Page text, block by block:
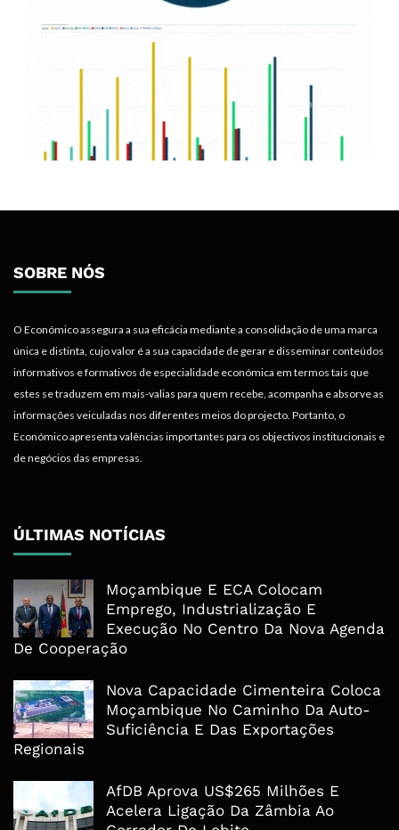
SOBRE NÓS
O Económico assegura a sua eficácia mediante a consolidação de uma marca
única e distinta, cujo valor é a sua capacidade de gerar e disseminar conteúdos
informativos e formativos de especialidade económica em termos tais que
estes se traduzem em mais-valias para quem recebe, acompanha e absorve as
informações veiculadas nos diferentes meios do projecto. Portanto, o
Económico apresenta valências importantes para os objectivos institucionais e
de negócios das empresas.
ÚLTIMAS NOTÍCIAS
Moçambique E ECA Colocam
Emprego, Industrialização E
Execução No Centro Da Nova Agenda
De Cooperação
Nova Capacidade Cimenteira Coloca
Moçambique No Caminho Da Auto-
Suficiência E Das Exportações
Regionais
AfDB Aprova US$265 Milhões E
Acelera Ligação Da Zâmbia Ao